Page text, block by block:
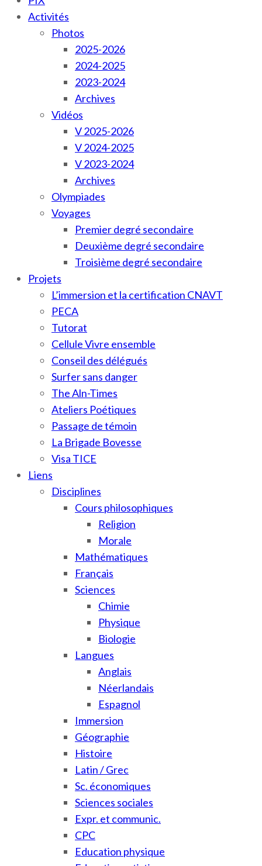
Activités
Photos
2025-2026
2024-2025
2023-2024
Archives
Vidéos
V 2025-2026
V 2024-2025
V 2023-2024
Archives
Olympiades
Voyages
Premier degré secondaire
Deuxième degré secondaire
Troisième degré secondaire
Projets
L’immersion et la certification CNAVT
PECA
Tutorat
Cellule Vivre ensemble
Conseil des délégués
Surfer sans danger
The Aln-Times
Ateliers Poétiques
Passage de témoin
La Brigade Bovesse
Visa TICE
Liens
Disciplines
Cours philosophiques
Religion
Morale
Mathématiques
Français
Sciences
Chimie
Physique
Biologie
Langues
Anglais
Néerlandais
Espagnol
Immersion
Géographie
Histoire
Latin / Grec
Sc. économiques
Sciences sociales
Expr. et communic.
CPC
Education physique